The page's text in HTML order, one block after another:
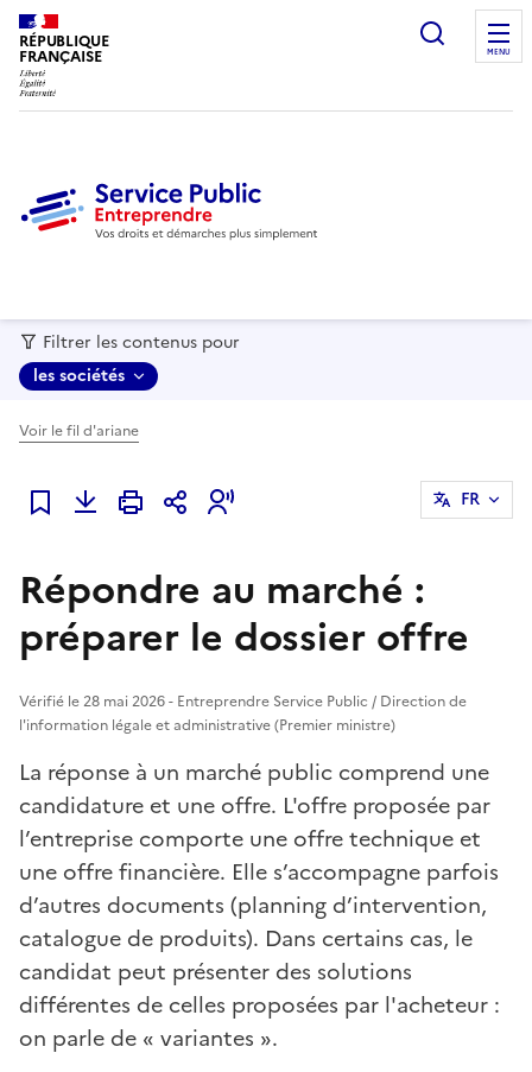
RÉPUBLIQUE
FRANÇAISE MENU
Filtrer les contenus pour
les sociétés
Voir le fil d'ariane
Ajouter à mes favoris
FR
Répondre au marché :
préparer le dossier offre
Vérifié le 28 mai 2026 - Entreprendre Service Public / Direction de
l'information légale et administrative (Premier ministre)
La réponse à un marché public comprend une
candidature et une offre. L'offre proposée par
l’entreprise comporte une offre technique et
une offre financière. Elle s’accompagne parfois
d’autres documents (planning d’intervention,
catalogue de produits). Dans certains cas, le
candidat peut présenter des solutions
différentes de celles proposées par l'acheteur :
on parle de « variantes ».